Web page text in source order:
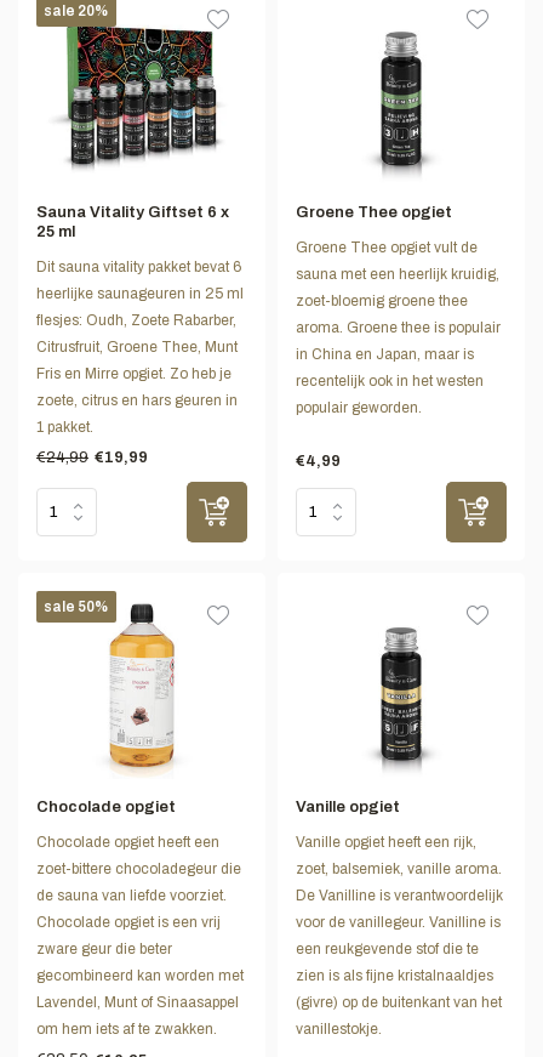
sale 20%
Sauna Vitality Giftset 6 x
25 ml
Dit sauna vitality pakket bevat 6
heerlijke saunageuren in 25 ml
flesjes: Oudh, Zoete Rabarber,
Citrusfruit, Groene Thee, Munt
Fris en Mirre opgiet. Zo heb je
zoete, citrus en hars geuren in
1 pakket.
€24,99 €19,99
Groene Thee opgiet
Groene Thee opgiet vult de
sauna met een heerlijk kruidig,
zoet-bloemig groene thee
aroma. Groene thee is populair
in China en Japan, maar is
recentelijk ook in het westen
populair geworden.
€4,99
sale 50%
Chocolade opgiet
Chocolade opgiet heeft een
zoet-bittere chocoladegeur die
de sauna van liefde voorziet.
Chocolade opgiet is een vrij
zware geur die beter
gecombineerd kan worden met
Lavendel, Munt of Sinaasappel
om hem iets af te zwakken.
Vanille opgiet
Vanille opgiet heeft een rijk,
zoet, balsemiek, vanille aroma.
De Vanilline is verantwoordelijk
voor de vanillegeur. Vanilline is
een reukgevende stof die te
zien is als fijne kristalnaaldjes
(givre) op de buitenkant van het
vanillestokje.